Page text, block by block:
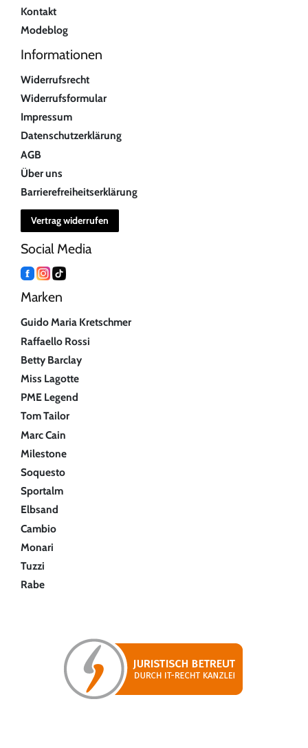
Kontakt
Modeblog
Informationen
Widerrufsrecht
Widerrufsformular
Impressum
Datenschutzerklärung
AGB
Über uns
Barrierefreiheitserklärung
Vertrag widerrufen
Social Media
Marken
Guido Maria Kretschmer
Raffaello Rossi
Betty Barclay
Miss Lagotte
PME Legend
Tom Tailor
Marc Cain
Milestone
Soquesto
Sportalm
Elbsand
Cambio
Monari
Tuzzi
Rabe